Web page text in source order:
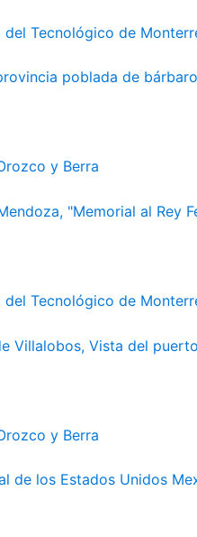
del Tecnológico de
poblada de
y Berra
"Memorial al Rey
del Tecnológico de
Villalobos, Vista del
y Berra
de los Estados Unidos